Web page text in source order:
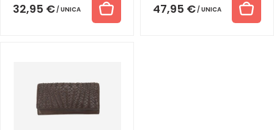
32,95 € UNICA 47,95 € UNICA